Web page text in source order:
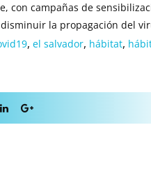
con campañas de
la propagación del
, el salvador, hábitat,